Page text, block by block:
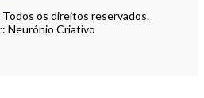
os direitos reservados.
Neurónio Criativo